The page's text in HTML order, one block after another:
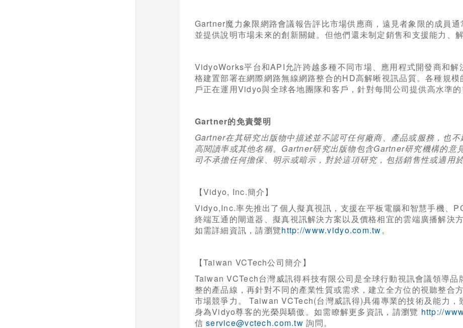
Gartner魔力象限網路會議報告評比市場供應商，遠見者象限的成員
並提供說明市場未來的創新關鍵。但他們還未制定銷售和支援能力、
VidyoWorks平台和API允許跨越多種不同市場、應用程式開發商和解
格建置部署在網際網路無線網路整合的HD高解晰視訊品質。各種規
戶正在運用Vidyo與全球各地團隊和客戶，針對每間公司提供高水準的
Gartner的免責聲明
Gartner在其研究出版物中描述並不認可任何廠商、產品或服務，也
高閱讀率或其他名稱。Gartner研究出版物包含Gartner研究機構的意
司不承擔任何擔保、明示或暗示，對於這項研究，包括銷售性或適用
【Vidyo, Inc.簡介】
Vidyo,Inc.率先推出了個人擬真視訊，支援在平板電腦和智慧手機、
終端互通的閘道器、擬真視訊解決方案以及價格相宜的雲端廣播解決
如需詳細資訊，請瀏覽http://www.vidyo.com.tw。
【Taiwan VCTech公司簡介】
Taiwan VCTech台灣威訊得科技有限公司是全球行動視訊會議領導
整的產品線，再針對不同的產業性質或需求，建立全方位的視聽整合
市場競爭力。 Taiwan VCTech(台灣威訊得)具備專業的技術及能力
身為Vidyo尊客的光榮與驕傲。如需瞭解更多資訊，請瀏覽 http://
信service@vctech.com.tw 詢問。